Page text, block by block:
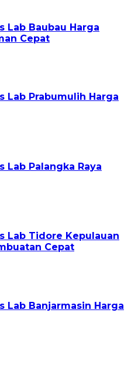
Lab Baubau Harga
Cepat
Lab Prabumulih Harga
Lab Palangka Raya
Lab Tidore Kepulauan
Cepat
Lab Banjarmasin Harga